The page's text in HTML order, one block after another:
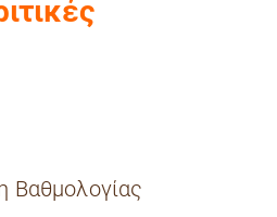
Βαθμολογίας